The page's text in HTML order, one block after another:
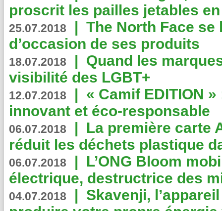
proscrit les pailles jetables
25.07.2018 | The North Face se
d’occasion de ses produits
18.07.2018 | Quand les
visibilité des LGBT+
12.07.2018 | « Camif EDITION
innovant et éco-responsable
06.07.2018 | La première carte
réduit les déchets plastique
06.07.2018 | L’ONG Bloom
électrique, destructrice des
04.07.2018 | Skavenji,